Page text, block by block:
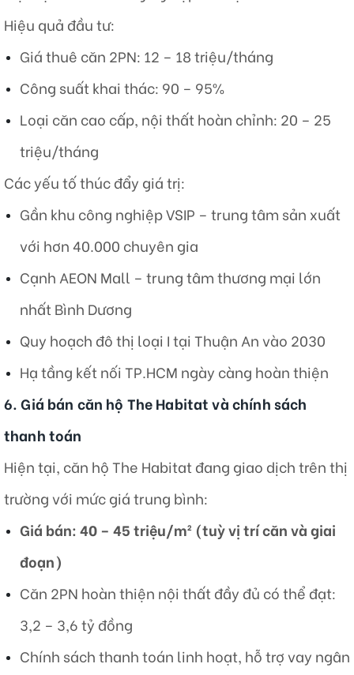
Hiệu quả đầu tư:
Giá thuê căn 2PN: 12 – 18 triệu/tháng
Công suất khai thác: 90 – 95%
Loại căn cao cấp, nội thất hoàn chỉnh: 20 – 25
triệu/tháng
Các yếu tố thúc đẩy giá trị:
Gần khu công nghiệp VSIP – trung tâm sản xuất
với hơn 40.000 chuyên gia
Cạnh AEON Mall – trung tâm thương mại lớn
nhất Bình Dương
Quy hoạch đô thị loại I tại Thuận An vào 2030
Hạ tầng kết nối TP.HCM ngày càng hoàn thiện
6. Giá bán căn hộ The Habitat và chính sách
thanh toán
Hiện tại, căn hộ The Habitat đang giao dịch trên thị
trường với mức giá trung bình:
Giá bán: 40 – 45 triệu/m² (tuỳ vị trí căn và giai
đoạn)
Căn 2PN hoàn thiện nội thất đầy đủ có thể đạt:
3,2 – 3,6 tỷ đồng
Chính sách thanh toán linh hoạt, hỗ trợ vay ngân